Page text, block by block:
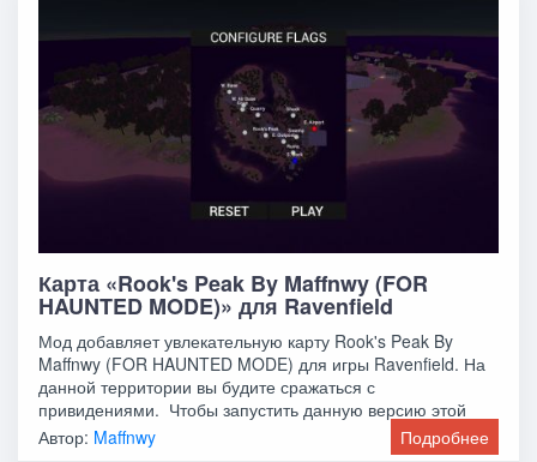
Карта «Rook's Peak By Maffnwy (FOR
HAUNTED MODE)» для Ravenfield
Мод добавляет увлекательную карту Rook's Peak By
Maffnwy (FOR HAUNTED MODE) для игры Ravenfield. На
данной территории вы будите сражаться с
привидениями. Чтобы запустить данную версию этой
карты,
Автор: Maffnwy Подробнее